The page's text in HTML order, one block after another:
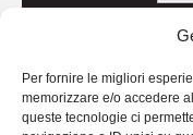
Per fornire le migliori
memorizzare e/o accedere
queste tecnologie ci